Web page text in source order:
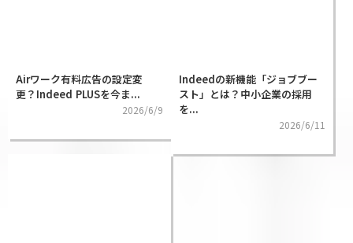
Airワーク有料広告の設定変
更？Indeed PLUSを今ま...
2026/6/9
Indeedの新機能「ジョブブー
スト」とは？中小企業の採用
を...
2026/6/11